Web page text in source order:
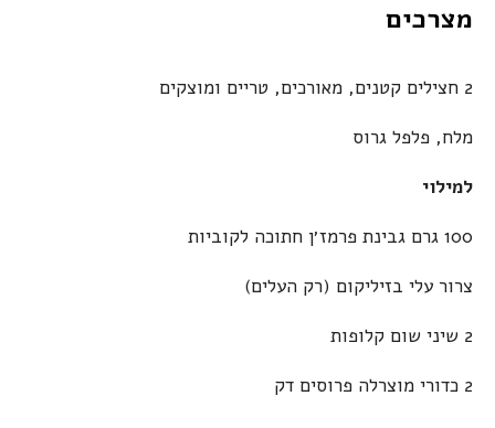
מצרכים
2 חצילים קטנים, מאורכים, טריים ומוצקים
מלח, פלפל גרוס
למילוי
100 גרם גבינת פרמז׳ן חתוכה לקוביות
צרור עלי בזיליקום (רק העלים)
2 שיני שום קלופות
2 כדורי מוצרלה פרוסים דק